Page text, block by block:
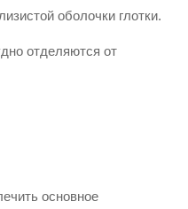
оболочки глотки.
отделяются от
основное